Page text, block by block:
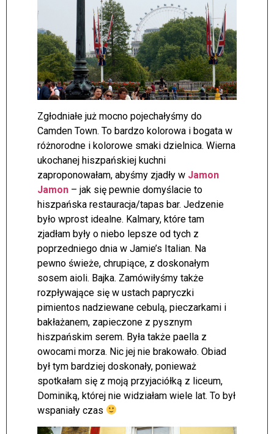
Zgłodniałe już mocno pojechałyśmy do
Camden Town. To bardzo kolorowa i bogata w
różnorodne i kolorowe smaki dzielnica. Wierna
ukochanej hiszpańskiej kuchni
zaproponowałam, abyśmy zjadły w Jamon
Jamon – jak się pewnie domyślacie to
hiszpańska restauracja/tapas bar. Jedzenie
było wprost idealne. Kalmary, które tam
zjadłam były o niebo lepsze od tych z
poprzedniego dnia w Jamie’s Italian. Na
pewno świeże, chrupiące, z doskonałym
sosem aioli. Bajka. Zamówiłyśmy także
rozpływające się w ustach papryczki
pimientos nadziewane cebulą, pieczarkami i
bakłażanem, zapieczone z pysznym
hiszpańskim serem. Była także paella z
owocami morza. Nic jej nie brakowało. Obiad
był tym bardziej doskonały, ponieważ
spotkałam się z moją przyjaciółką z liceum,
Dominiką, której nie widziałam wiele lat. To był
wspaniały czas